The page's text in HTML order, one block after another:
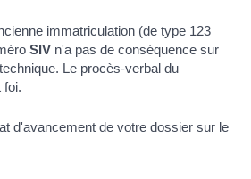
immatriculation (de type 123
SIV n'a pas de conséquence sur
Le procès-verbal du
foi.
d'avancement de votre dossier sur le